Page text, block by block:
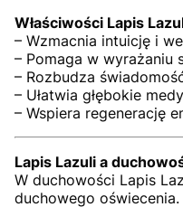
Właściwości Lapis
– Wzmacnia intuicję i
– Pomaga w wyrażaniu
– Rozbudza
– Ułatwia głębokie
– Wspiera regenerację
Lapis Lazuli a
W duchowości Lapis
duchowego